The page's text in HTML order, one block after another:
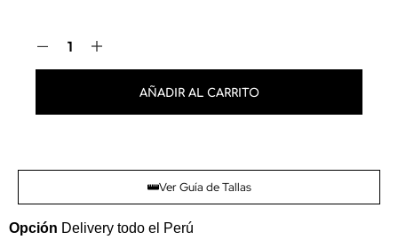
AÑADIR AL CARRITO
Ver Guía de Tallas
Opción Delivery todo el Perú